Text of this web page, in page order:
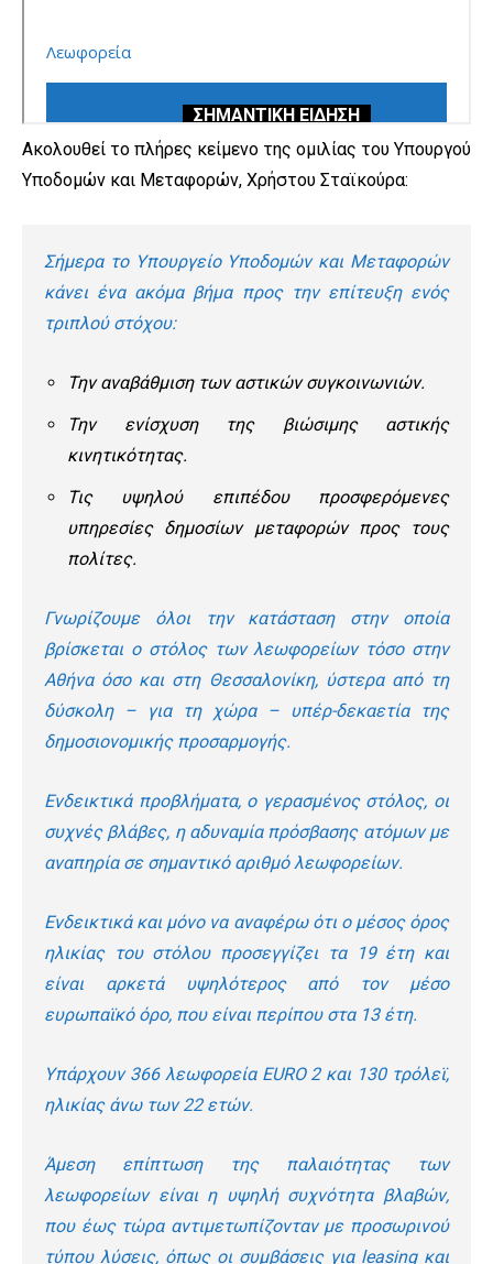
Ακολουθεί το πλήρες κείμενο της ομιλίας του Υπουργού
Υποδομών και Μεταφορών, Χρήστου Σταϊκούρα:
Σήμερα το Υπουργείο Υποδομών και Μεταφορών
κάνει ένα ακόμα βήμα προς την επίτευξη ενός
τριπλού στόχου:
Την αναβάθμιση των αστικών συγκοινωνιών.
Την ενίσχυση της βιώσιμης αστικής
κινητικότητας.
Τις υψηλού επιπέδου προσφερόμενες
υπηρεσίες δημοσίων μεταφορών προς τους
πολίτες.
Γνωρίζουμε όλοι την κατάσταση στην οποία
βρίσκεται ο στόλος των λεωφορείων τόσο στην
Αθήνα όσο και στη Θεσσαλονίκη, ύστερα από τη
δύσκολη – για τη χώρα – υπέρ-δεκαετία της
δημοσιονομικής προσαρμογής.
Ενδεικτικά προβλήματα, ο γερασμένος στόλος, οι
συχνές βλάβες, η αδυναμία πρόσβασης ατόμων με
αναπηρία σε σημαντικό αριθμό λεωφορείων.
Ενδεικτικά και μόνο να αναφέρω ότι ο μέσος όρος
ηλικίας του στόλου προσεγγίζει τα 19 έτη και
είναι αρκετά υψηλότερος από τον μέσο
ευρωπαϊκό όρο, που είναι περίπου στα 13 έτη.
Υπάρχουν 366 λεωφορεία EURO 2 και 130 τρόλεϊ,
ηλικίας άνω των 22 ετών.
Άμεση επίπτωση της παλαιότητας των
λεωφορείων είναι η υψηλή συχνότητα βλαβών,
που έως τώρα αντιμετωπίζονταν με προσωρινού
τύπου λύσεις, όπως οι συμβάσεις για leasing και